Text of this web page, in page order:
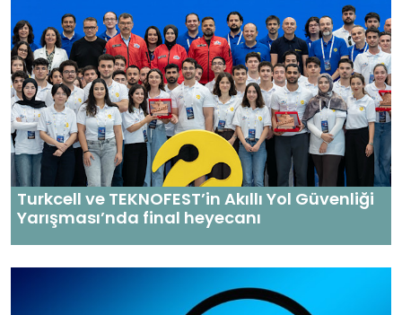
Turkcell ve TEKNOFEST’in Akıllı Yol Güvenliği
Yarışması’nda final heyecanı